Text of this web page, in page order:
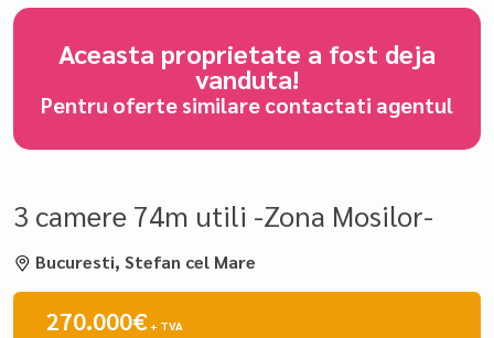
Aceasta proprietate a fost deja
vanduta!
Pentru oferte similare contactati agentul
3 camere 74m utili -Zona Mosilor-
Bucuresti, Stefan cel Mare
270.000€+ TVA